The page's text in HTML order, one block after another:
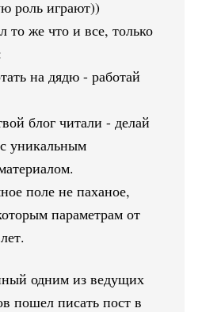
роль играют))
то же что и все, только
на дядю - работай
блог читали - делай
уникальным
поле не паханое,
параметрам от
одним из ведущих
пошел писать пост в